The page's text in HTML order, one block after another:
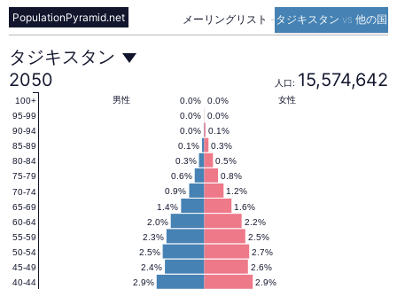
メーリングリスト - タジキスタン vs 他の国
PopulationPyramid.net
タ
ジ
キ
ス
タ
タジキスタン
2050
人口: 15,574,642
2.9%
2.9%
2.6%
2.4%
2.7%
2.5%
2.5%
2.3%
2.2%
2.0%
1.6%
1.4%
1.2%
0.9%
0.8%
0.6%
0.5%
0.3%
0.3%
0.1%
0.1%
0.0%
0.0%
0.0%
0.0%
0.0% 女性
男性
40-44
45-49
50-54
55-59
60-64
65-69
70-74
75-79
80-84
85-89
90-94
95-99
100+